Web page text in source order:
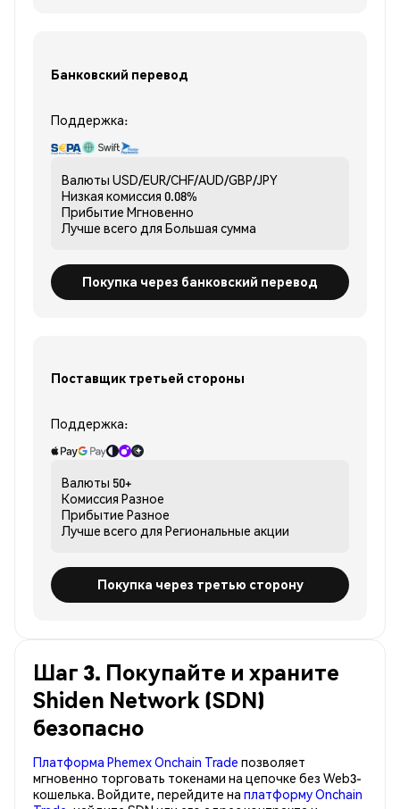
Банковский перевод
Поддержка:
Валюты USD/EUR/CHF/AUD/GBP/JPY
Низкая комиссия 0.08%
Прибытие Мгновенно
Лучше всего для Большая сумма
Покупка через банковский перевод
Поставщик третьей стороны
Поддержка:
Валюты 50+
Комиссия Разное
Прибытие Разное
Лучше всего для Региональные акции
Покупка через третью сторону
Шаг 3. Покупайте и храните
Shiden Network (SDN)
безопасно
Платформа Phemex Onchain Trade позволяет
мгновенно торговать токенами на цепочке без Web3-
кошелька. Войдите, перейдите на платформу Onchain